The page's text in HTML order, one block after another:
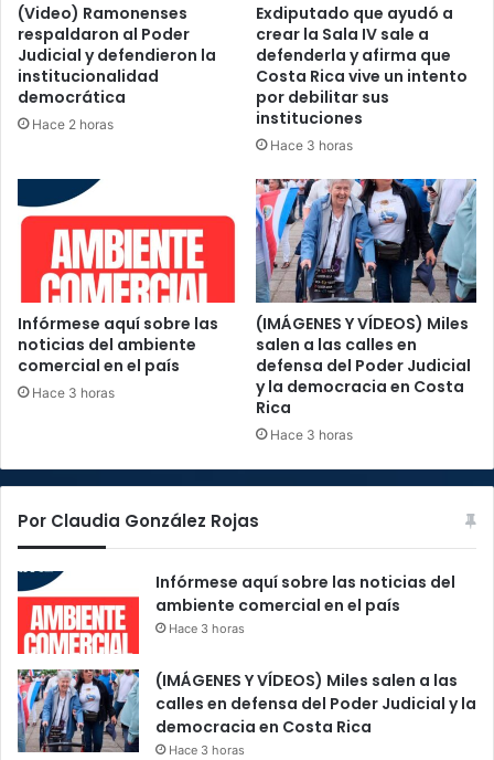
(Video) Ramonenses
respaldaron al Poder
Judicial y defendieron la
institucionalidad
democrática
Hace 2 horas
Exdiputado que ayudó a
crear la Sala IV sale a
defenderla y afirma que
Costa Rica vive un intento
por debilitar sus
instituciones
Hace 3 horas
Infórmese aquí sobre las
noticias del ambiente
comercial en el país
Hace 3 horas
(IMÁGENES Y VÍDEOS) Miles
salen a las calles en
defensa del Poder Judicial
y la democracia en Costa
Rica
Hace 3 horas
Por Claudia González Rojas
Infórmese aquí sobre las noticias del
ambiente comercial en el país
Hace 3 horas
(IMÁGENES Y VÍDEOS) Miles salen a las
calles en defensa del Poder Judicial y la
democracia en Costa Rica
Hace 3 horas